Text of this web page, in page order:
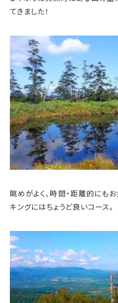
てきました！
眺めがよく、時間・距離的にも
キングにはちょうど良いコース。